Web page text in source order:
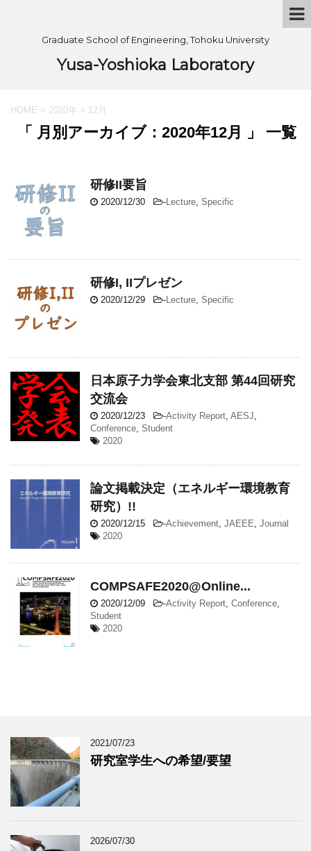
Graduate School of Engineering, Tohoku University
Yusa-Yoshioka Laboratory
HOME > 2020年 > 12月
「 月別アーカイブ：2020年12月 」 一覧
研修II要旨
2020/12/30 -Lecture, Specific
研修I, IIプレゼン
2020/12/29 -Lecture, Specific
日本原子力学会東北支部 第44回研究
交流会
2020/12/23 -Activity Report, AESJ,
Conference, Student
2020
論文掲載決定（エネルギー環境教育
研究）!!
2020/12/15 -Achievement, JAEEE, Journal
2020
COMPSAFE2020@Online...
2020/12/09 -Activity Report, Conference,
Student
2020
2021/07/23
研究室学生への希望/要望
2026/07/30